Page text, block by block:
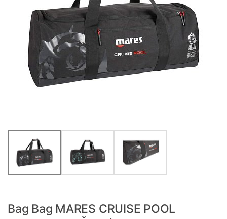
Bag Bag MARES CRUISE POOL